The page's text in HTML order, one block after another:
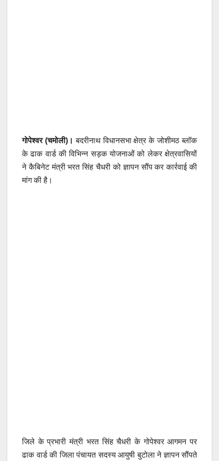
गोपेश्वर (चमोली)। बदरीनाथ विधानसभा क्षेत्र के जोशीमठ ब्लॉक
के ढाक वार्ड की विभिन्न सड़क योजनाओं को लेकर क्षेत्रवासियों
ने कैबिनेट मंत्री भरत सिंह चैधरी को ज्ञापन सौंप कर कार्रवाई की
मांग की है।
जिले के प्रभारी मंत्री भरत सिंह चैधरी के गोपेश्वर आगमन पर
ढाक वार्ड की जिला पंचायत सदस्य आयुषी बुटोला ने ज्ञापन सौंपते